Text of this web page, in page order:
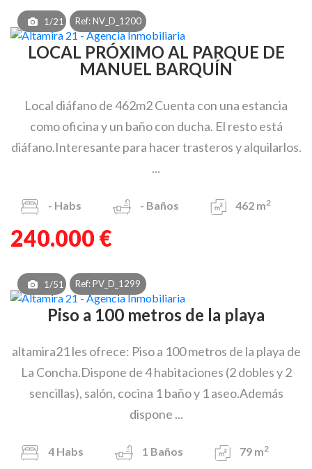
1/21 Ref: NV_D_1200
LOCAL PRÓXIMO AL PARQUE DE
MANUEL BARQUÍN
Local diáfano de 462m2 Cuenta con una estancia
como oficina y un baño con ducha. El resto está
diáfano.Interesante para hacer trasteros y alquilarlos.
...
- Habs - Baños 462 m2
240.000 €
1/51 Ref: PV_D_1299
Piso a 100 metros de la playa
altamira21 les ofrece: Piso a 100 metros de la playa de
La Concha.Dispone de 4 habitaciones (2 dobles y 2
sencillas), salón, cocina 1 baño y 1 aseo.Además
dispone ...
4 Habs 1 Baños 79 m2